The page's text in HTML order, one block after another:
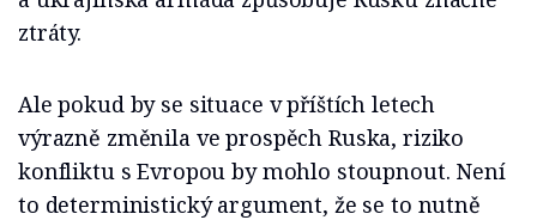
ztráty.
Ale pokud by se situace v příštích letech
výrazně změnila ve prospěch Ruska, riziko
konfliktu s Evropou by mohlo stoupnout. Není
to deterministický argument, že se to nutně